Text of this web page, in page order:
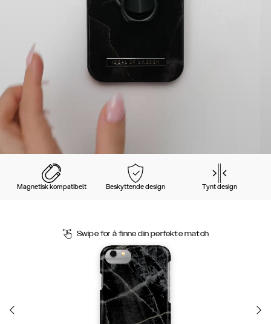
Magnetisk kompatibelt Beskyttende design Tynt design
Swipe for å finne din perfekte match